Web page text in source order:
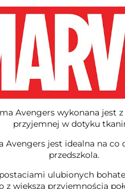
Avengers wykonana jest
przyjemnej w dotyku
Avengers jest idealna na co
przedszkola.
ulubionych
z większą przyjemnością